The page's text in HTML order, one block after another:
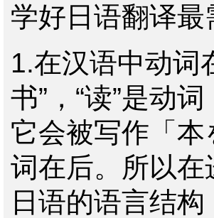
学好日语翻译
1.在汉语中动词
书”，“读”是动
它会被写作「
词在后。所以
日语的语言结